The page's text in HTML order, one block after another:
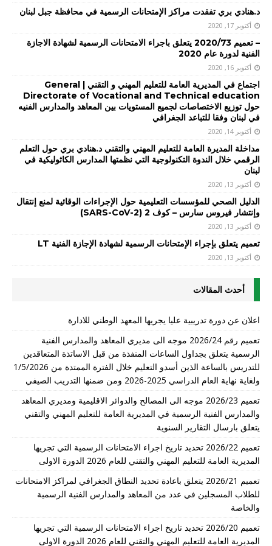
د.هنادي بري تفقدت مراكز الإمتحانات الرسمية في محافظة جبل لبنان
أكتوبر 17, 2020
– تعميم 2020/73 يتعلق باجراء الامتحانات الرسمية لشهادة الاجازة
الفنية لدورة عام 2020
أكتوبر 16, 2020
اجتماع في المديرية العامة للتعليم المهني و التقني | General
Directorate of Vocational and Technical education
حول توزيع الاختصاصات لجميع المستويات بين المعاهد والمدارس الفنيه
في لبنان وفقا للتباعد الجغرافي
أكتوبر 14, 2020
مداخلة المديرة العامة للتعليم المهني والتقني د.هنادي بري حول التعلم
الرقمي خلال الندوة التكنولوجية التي نظمتها المدارس الكاثوليكية في
لبنان
أكتوبر 13, 2020
الدليل الصحي للمؤسسات التعليمية حول الإجراءات الوقائية لمنع إنتقال
وإنتشار فيروس سارس – كوف 2 (SARS-CoV-2)
أكتوبر 13, 2020
تعميم يتعلق بإجراء الإمتحانات الرسمية لشهادة الإجازة الفنية LT
أكتوبر 13, 2020
أحدث المقالات
اعلان عن دورة تدريبية عليا يجريها المعهد الوطني للادارة
تعميم رقم 2026/24 موجه الى مديري المعاهد والمدارس الفنية
الرسمية يتعلق بجداول الساعات المنفذة من قبل الاساتذة المتعاقدين
للتدريس بالساعة الذين أسدو التعليم خلال الفترة الممتدة من 1/5/2026
ولغاية نهاية العام الدراسي 2025-2026 ومن ضمنها التدريب الصيفي
تعميم 2026/23 موجه الى المصالح والدوائر الاقليمية ومديري المعاهد
والمدارس الفنية الرسمية في المديرية العامة للتعليم المهني والتقني
يتعلق بارسال التقارير السنوية
تعميم 2026/22 تحديد تاريخ اجراء الامتحانات الرسمية التي تجريها
المديرية العامة للتعليم المهني والتقني للعام 2026 الدورة الاولى
تعميم 2026/21 يتعلق باعادة تحديد النطاق الجغرافي لمراكز الامتحانات
للطلاب المسجلين في عدد من المعاهد والمدارس الفنية الرسمية
والخاصة
تعميم 2026/20 تحديد تاريخ اجراء الامتحانات الرسمية التي تجريها
المديرية العامة للتعليم المهني والتقني للعام 2026 الدورة الاولى